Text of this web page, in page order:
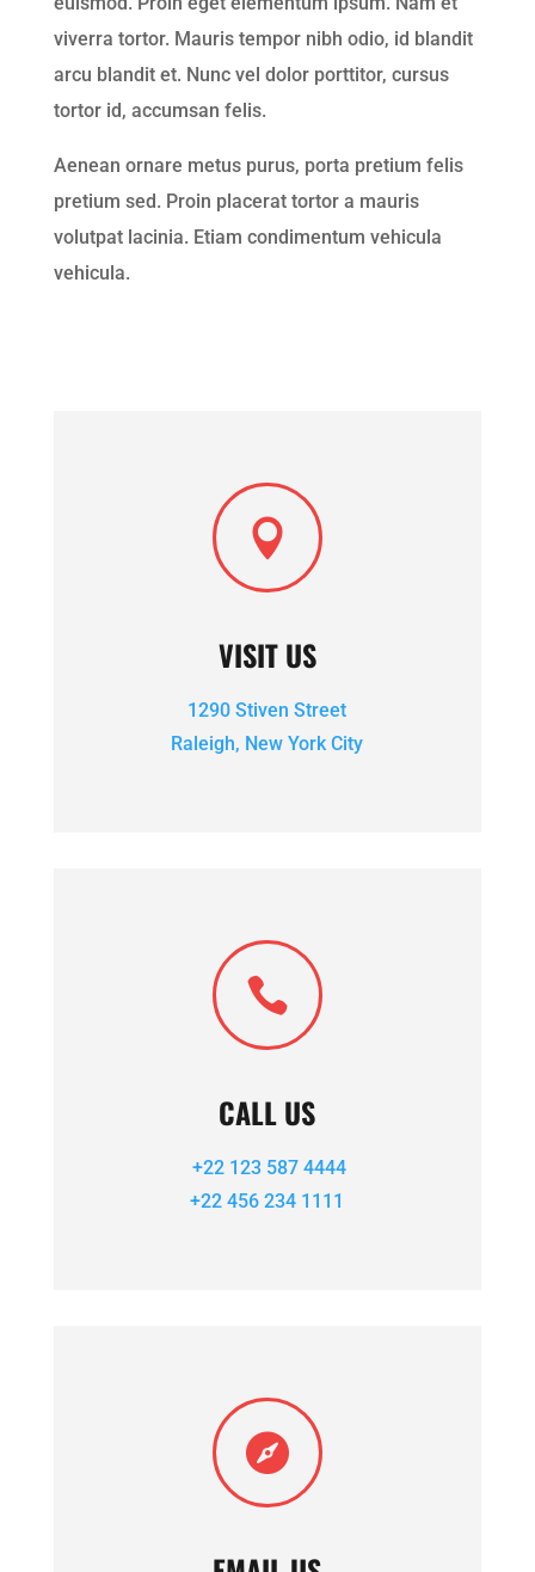
viverra tortor. Mauris tempor nibh odio, id blandit
arcu blandit et. Nunc vel dolor porttitor, cursus
tortor id, accumsan felis.
Aenean ornare metus purus, porta pretium felis
pretium sed. Proin placerat tortor a mauris
volutpat lacinia. Etiam condimentum vehicula
vehicula.

VISIT US
1290 Stiven Street
Raleigh, New York City

CALL US
+22 123 587 4444
+22 456 234 1111
